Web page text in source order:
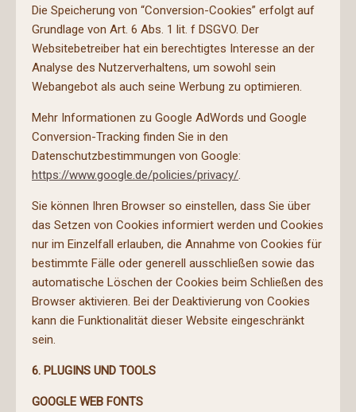
Die Speicherung von “Conversion-Cookies” erfolgt auf
Grundlage von Art. 6 Abs. 1 lit. f DSGVO. Der
Websitebetreiber hat ein berechtigtes Interesse an der
Analyse des Nutzerverhaltens, um sowohl sein
Webangebot als auch seine Werbung zu optimieren.
Mehr Informationen zu Google AdWords und Google
Conversion-Tracking finden Sie in den
Datenschutzbestimmungen von Google:
https://www.google.de/policies/privacy/.
Sie können Ihren Browser so einstellen, dass Sie über
das Setzen von Cookies informiert werden und Cookies
nur im Einzelfall erlauben, die Annahme von Cookies für
bestimmte Fälle oder generell ausschließen sowie das
automatische Löschen der Cookies beim Schließen des
Browser aktivieren. Bei der Deaktivierung von Cookies
kann die Funktionalität dieser Website eingeschränkt
sein.
6. PLUGINS UND TOOLS
GOOGLE WEB FONTS